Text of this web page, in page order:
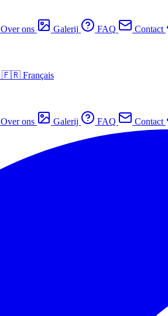
Over ons Galerij FAQ Contact
🇫🇷 Français
Over ons Galerij FAQ Contact